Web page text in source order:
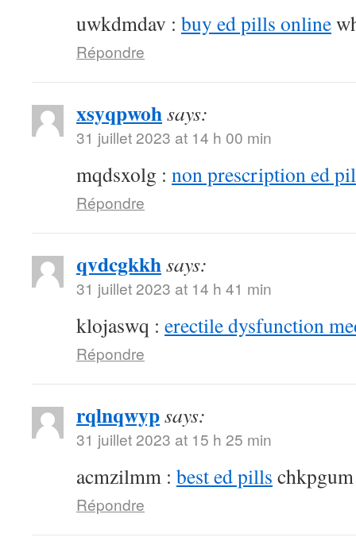
uwkdmdav : buy ed pills online
Répondre
xsyqpwohsays:
31 juillet 2023 at 14 h 00 min
mqdsxolg : non prescription ed
Répondre
qvdcgkkhsays:
31 juillet 2023 at 14 h 41 min
klojaswq : erectile dysfunction
Répondre
rqlnqwypsays:
31 juillet 2023 at 15 h 25 min
acmzilmm : best ed pills chkpgum
Répondre